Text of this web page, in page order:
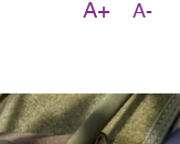
A-
A+